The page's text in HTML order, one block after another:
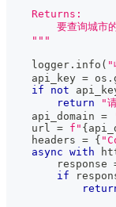
    Returns:
要查询城市
    """
    logger
. info ( "
    api_key
= os .
if
not
return
"
    api_domain
=
    url
= f" {
    headers
= {
async with
        response
if